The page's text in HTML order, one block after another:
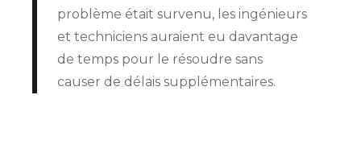
problème était survenu, les ingénieurs
et techniciens auraient eu davantage
de temps pour le résoudre sans
causer de délais supplémentaires.